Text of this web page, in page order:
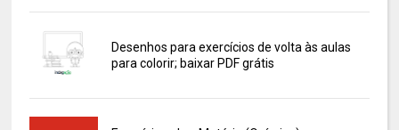
Desenhos para exercícios de volta às aulas
para colorir; baixar PDF grátis